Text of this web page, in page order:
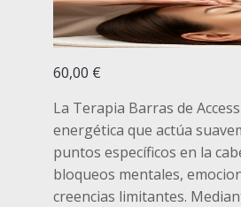
Barras
60,00 €
La Terapia Barras de
energética que actúa
puntos específicos en la
bloqueos mentales,
creencias limitantes.